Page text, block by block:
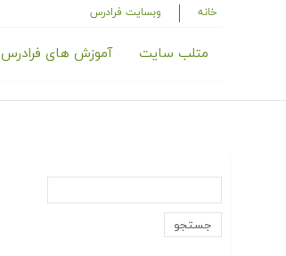
خانه وبسایت فرادرس
متلب سایت آموزش های فرادرس